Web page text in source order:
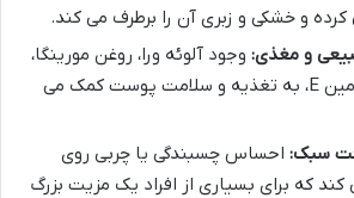
کرده و خشکی و زبری آن را برطرف می کند.
و مغذی: وجود آلوئه ورا، روغن مورینگا،
گلیسیرین و ویتامین E، به تغذیه و سلامت پوست کمک می
سبک: احساس چسبندگی یا چربی روی
که برای بسیاری از افراد یک مزیت بزرگ